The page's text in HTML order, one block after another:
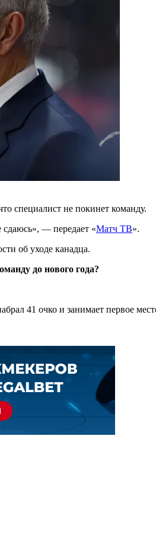
специалист не покинет команду.
— передает «Матч ТВ».
об уходе канадца.
до нового года?
41 очко и занимает первое